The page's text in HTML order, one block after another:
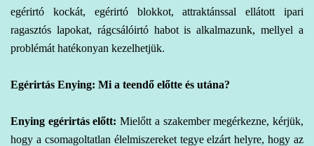
egérirtó kockát, egérirtó blokkot, attraktánssal ellátott ipari
ragasztós lapokat, rágcsálóirtó habot is alkalmazunk, mellyel a
problémát hatékonyan kezelhetjük.
Egérirtás Enying: Mi a teendő előtte és utána?
Enying egérirtás előtt: Mielőtt a szakember megérkezne, kérjük,
hogy a csomagoltatlan élelmiszereket tegye elzárt helyre, hogy az